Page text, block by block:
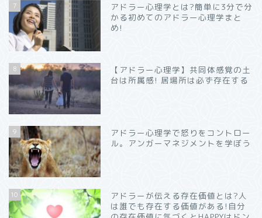
7
アドラー心理学とは?簡単に3分で分
かる初めてのアドラー心理学まと
め!
8
【アドラー心理学】共同体感覚の土
台は所属感! 居場所は必ず存在する
9
アドラー心理学で怒りをコントロー
ル。アンガーマネジメントを学ぼう
10
アドラーが伝える存在価値とは?人
は誰でも存在する価値がある!自分